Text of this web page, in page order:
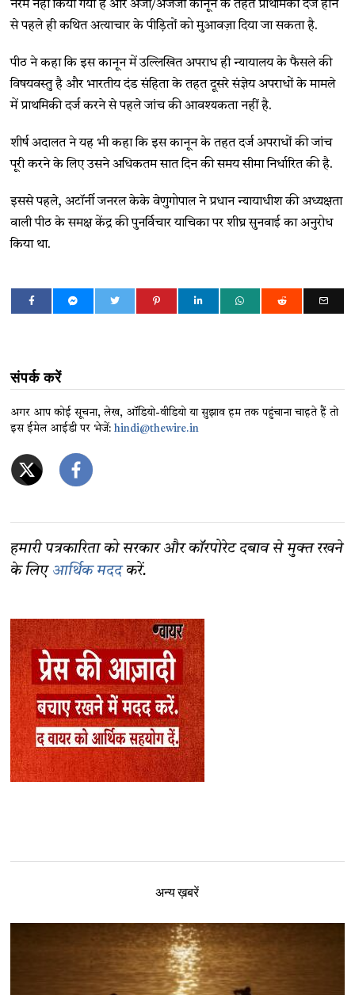
नरम नहीं किया गया है और अजा/अजजा कानून के तहत प्राथमिकी दर्ज होने
से पहले ही कथित अत्याचार के पीड़ितों को मुआवज़ा दिया जा सकता है.
पीठ ने कहा कि इस कानून में उल्लिखित अपराध ही न्यायालय के फैसले की
विषयवस्तु है और भारतीय दंड संहिता के तहत दूसरे संज्ञेय अपराधों के मामले
में प्राथमिकी दर्ज करने से पहले जांच की आवश्यकता नहीं है.
शीर्ष अदालत ने यह भी कहा कि इस कानून के तहत दर्ज अपराधों की जांच
पूरी करने के लिए उसने अधिकतम सात दिन की समय सीमा निर्धारित की है.
इससे पहले, अटॉर्नी जनरल केके वेणुगोपाल ने प्रधान न्यायाधीश की अध्यक्षता
वाली पीठ के समक्ष केंद्र की पुनर्विचार याचिका पर शीघ्र सुनवाई का अनुरोध
किया था.
संपर्क करें
अगर आप कोई सूचना, लेख, ऑडियो-वीडियो या सुझाव हम तक पहुंचाना चाहते हैं तो
इस ईमेल आईडी पर भेजें:hindi@thewire.in
हमारी पत्रकारिता को सरकार और कॉरपोरेट दबाव से मुक्त रखने
के लिए आर्थिक मददकरें.
अन्य ख़बरें